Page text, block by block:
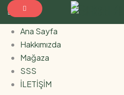
Ana Sayfa
Hakkımızda
Mağaza
SSS
İLETİŞİM